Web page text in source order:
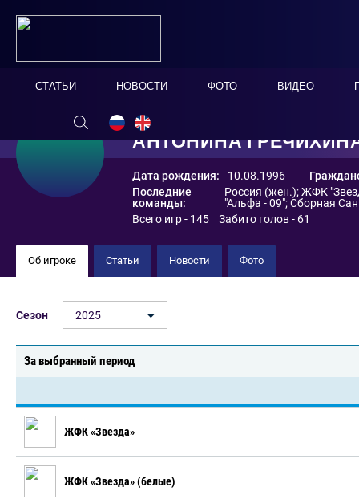
СТАТЬИ НОВОСТИ ФОТО ВИДЕО
АНТОНИНА
Дата рождения: 10.08.1996
Последние
команды:
Россия (жен.);ЖФК
"Альфа - 09";Сборная
Всего игр - 145 Забито голов - 61
Об игроке Статьи Новости Фото
Сезон 2025
За выбранный период
ЖФК «Звезда»
ЖФК «Звезда» (белые)